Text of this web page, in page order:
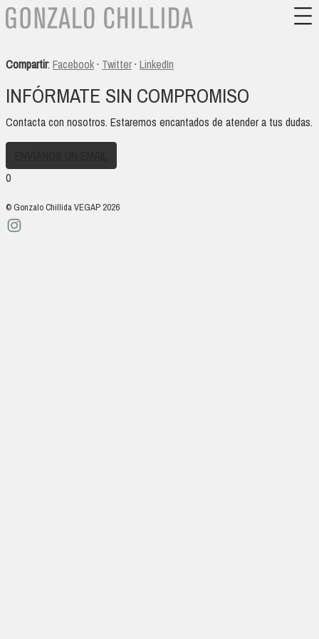
Compartir: Facebook· Twitter· LinkedIn
INFÓRMATE SIN COMPROMISO
Contacta con nosotros. Estaremos encantados de atender a tus dudas.
0
© Gonzalo Chillida VEGAP 2026